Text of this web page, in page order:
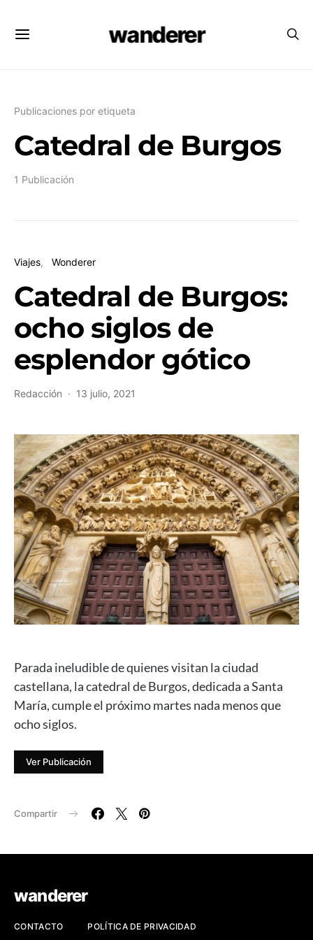
wanderer
Publicaciones por etiqueta
Catedral de Burgos
1 Publicación
Viajes Wonderer
Catedral de Burgos:
ocho siglos de
esplendor gótico
Redacción 13 julio, 2021
Parada ineludible de quienes visitan la ciudad
castellana, la catedral de Burgos, dedicada a Santa
María, cumple el próximo martes nada menos que
ocho siglos.
Ver Publicación
Compartir
wanderer
CONTACTO
POLÍTICA DE PRIVACIDAD